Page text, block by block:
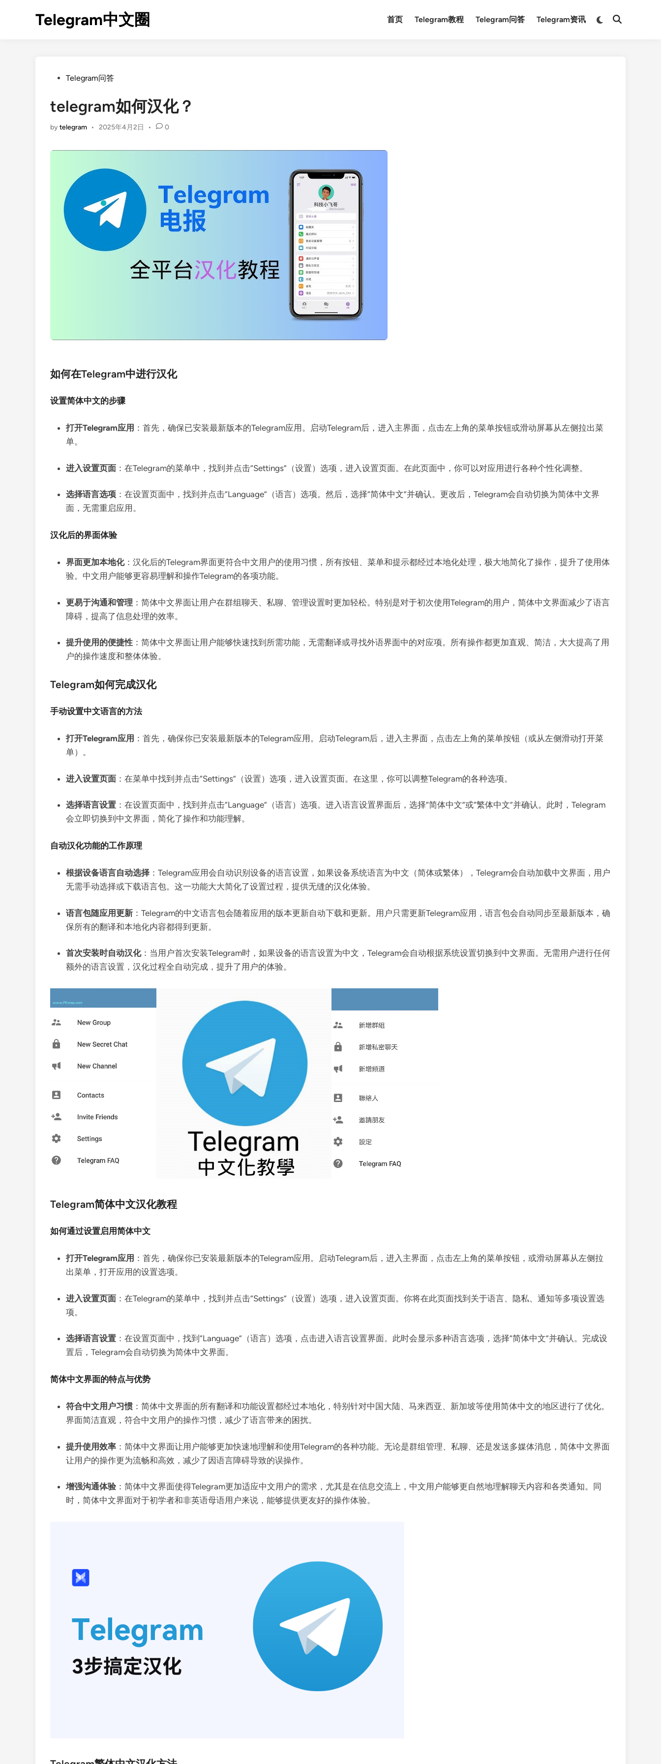
Telegram中文圈 首页 Telegram教程 Telegram问答 Telegram资讯
Switch
Open
PostedTelegram问答
telegram如何汉化？
bytelegram • 2025年4月2日 • 0
如何在Telegram中进行汉化
设置简体中文的步骤
打开Telegram应用 ：首先，确保已安装最新版本的Telegram应用。启动Telegram后，进入主界面，点击左上角的菜单按钮或滑动屏幕从左侧拉出菜
单。
进入设置页面 ：在Telegram的菜单中，找到并点击“Settings”（设置）选项，进入设置页面。在此页面中，你可以对应用进行各种个性化调整。
选择语言选项 ：在设置页面中，找到并点击“Language”（语言）选项。然后，选择“简体中文”并确认。更改后，Telegram会自动切换为简体中文界
面，无需重启应用。
汉化后的界面体验
界面更加本地化：汉化后的Telegram界面更符合中文用户的使用习惯，所有按钮、菜单和提示都经过本地化处理，极大地简化了操作，提升了使用体
验。中文用户能够更容易理解和操作Telegram的各项功能。
更易于沟通和管理 ：简体中文界面让用户在群组聊天、私聊、管理设置时更加轻松。特别是对于初次使用Telegram的用户，简体中文界面减少了语言
障碍，提高了信息处理的效率。
提升使用的便捷性 ：简体中文界面让用户能够快速找到所需功能，无需翻译或寻找外语界面中的对应项。所有操作都更加直观、简洁，大大提高了用
户的操作速度和整体体验。
Telegram如何完成汉化
手动设置中文语言的方法
打开Telegram应用 ：首先，确保你已安装最新版本的Telegram应用。启动Telegram后，进入主界面，点击左上角的菜单按钮（或从左侧滑动打开菜
单）。
进入设置页面 ：在菜单中找到并点击“Settings”（设置）选项，进入设置页面。在这里，你可以调整Telegram的各种选项。
选择语言设置 ：在设置页面中，找到并点击“Language”（语言）选项。进入语言设置界面后，选择“简体中文”或“繁体中文”并确认。此时，Telegram
会立即切换到中文界面，简化了操作和功能理解。
自动汉化功能的工作原理
根据设备语言自动选择 ：Telegram应用会自动识别设备的语言设置，如果设备系统语言为中文（简体或繁体），Telegram会自动加载中文界面，用户
无需手动选择或下载语言包。这一功能大大简化了设置过程，提供无缝的汉化体验。
语言包随应用更新 ：Telegram的中文语言包会随着应用的版本更新自动下载和更新。用户只需更新Telegram应用，语言包会自动同步至最新版本，确
保所有的翻译和本地化内容都得到更新。
首次安装时自动汉化：当用户首次安装Telegram时，如果设备的语言设置为中文，Telegram会自动根据系统设置切换到中文界面。无需用户进行任何
额外的语言设置，汉化过程全自动完成，提升了用户的体验。
Telegram简体中文汉化教程
如何通过设置启用简体中文
打开Telegram应用 ：首先，确保你已安装最新版本的Telegram应用。启动Telegram后，进入主界面，点击左上角的菜单按钮，或滑动屏幕从左侧拉
出菜单，打开应用的设置选项。
进入设置页面 ：在Telegram的菜单中，找到并点击“Settings”（设置）选项，进入设置页面。你将在此页面找到关于语言、隐私、通知等多项设置选
项。
选择语言设置 ：在设置页面中，找到“Language”（语言）选项，点击进入语言设置界面。此时会显示多种语言选项，选择“简体中文”并确认。完成设
置后，Telegram会自动切换为简体中文界面。
简体中文界面的特点与优势
符合中文用户习惯：简体中文界面的所有翻译和功能设置都经过本地化，特别针对中国大陆、马来西亚、新加坡等使用简体中文的地区进行了优化。
界面简洁直观，符合中文用户的操作习惯，减少了语言带来的困扰。
提升使用效率 ：简体中文界面让用户能够更加快速地理解和使用Telegram的各种功能。无论是群组管理、私聊、还是发送多媒体消息，简体中文界面
让用户的操作更为流畅和高效，减少了因语言障碍导致的误操作。
增强沟通体验：简体中文界面使得Telegram更加适应中文用户的需求，尤其是在信息交流上，中文用户能够更自然地理解聊天内容和各类通知。同
时，简体中文界面对于初学者和非英语母语用户来说，能够提供更友好的操作体验。